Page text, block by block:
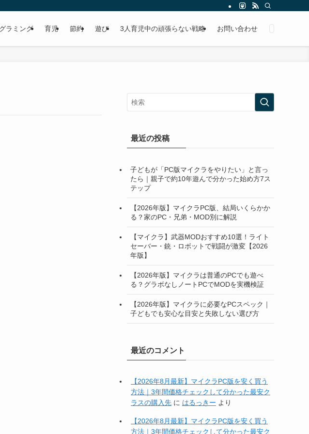
ラミング 育児 節約 遊び 3人育児中の頑張らない戦略 お問い合わせ
最近の投稿
子どもが「PC版マイクラをやりたい」と言っ
たら｜親子で約10年遊んで分かった始め方7ス
テップ
【2026年版】マイクラPC版、結局いくらかか
る？家のPC・兄弟・MOD別に解説
【マイクラ】武器MODおすすめ10選！ライト
セーバー・銃・ロボットで戦闘が激変【2026
年版】
【2026年版】マイクラは普通のPCでも遊べ
る？グラボなしノートPCでMODを実機検証
【2026年版】マイクラに必要なPCスペック｜
子どもでも安心な目安と失敗しない選び方
最近のコメント
【2026年8月最新】マイクラPC版を安く買う
方法｜3年間価格チェックして分かった最安ク
ラスの購入先 に はるっきー より
【2026年8月最新】マイクラPC版を安く買う
方法｜3年間価格チェックして分かった最安ク